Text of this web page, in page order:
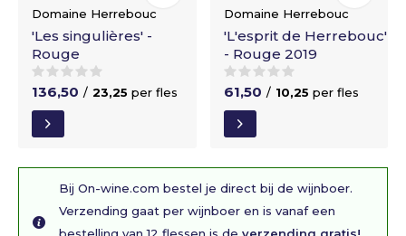
Domaine Herrebouc
'Les singulières' -
Rouge
136,50 / 23,25 per fles
Domaine Herrebouc
'L'esprit de Herrebouc'
- Rouge 2019
61,50 / 10,25 per fles
Bij On-wine.com bestel je direct bij de wijnboer.
Verzending gaat per wijnboer en is vanaf een